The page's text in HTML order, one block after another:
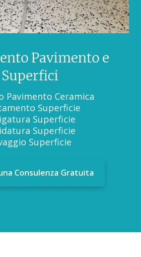
Pavimento e
Superfici
Pavimento Ceramica
Superficie
Superficie
Superficie
Superficie
Consulenza Gratuita